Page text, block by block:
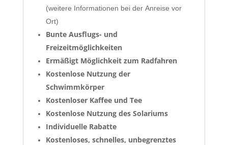
(weitere Informationen bei der Anreise vor
Ort)
Bunte Ausflugs- und
Freizeitmöglichkeiten
Ermäßigt Möglichkeit zum Radfahren
Kostenlose Nutzung der
Schwimmkörper
Kostenloser Kaffee und Tee
Kostenlose Nutzung des Solariums
Individuelle Rabatte
Kostenloses, schnelles, unbegrenztes